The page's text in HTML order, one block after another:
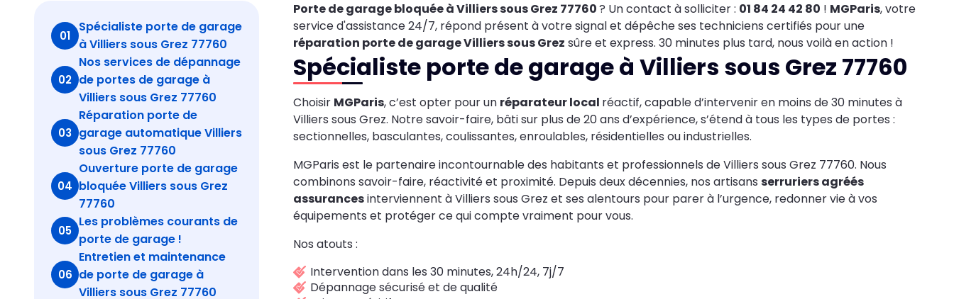
01
Spécialiste porte de garage
à Villiers sous Grez 77760
02
Nos services de dépannage
de portes de garage à
Villiers sous Grez 77760
03
Réparation porte de
garage automatique Villiers
sous Grez 77760
04
Ouverture porte de garage
bloquée Villiers sous Grez
77760
05
Les problèmes courants de
porte de garage !
06
Entretien et maintenance
de porte de garage à
Villiers sous Grez 77760
Porte de garage bloquée à Villiers sous Grez 77760? Un contact à solliciter : 01 84 24 42 80 ! MGParis, votre
service d'assistance 24/7, répond présent à votre signal et dépêche ses techniciens certifiés pour une
réparation porte de garage Villiers sous Grez sûre et express. 30 minutes plus tard, nous voilà en action !
Spécialiste porte de garage à Villiers sous Grez 77760
Choisir MGParis, c’est opter pour un réparateur local réactif, capable d’intervenir en moins de 30 minutes à
Villiers sous Grez. Notre savoir-faire, bâti sur plus de 20 ans d’expérience, s’étend à tous les types de portes :
sectionnelles, basculantes, coulissantes, enroulables, résidentielles ou industrielles.
MGParis est le partenaire incontournable des habitants et professionnels de Villiers sous Grez 77760. Nous
combinons savoir-faire, réactivité et proximité. Depuis deux décennies, nos artisans serruriers agréés
assurancesinterviennent à Villiers sous Grez et ses alentours pour parer à l’urgence, redonner vie à vos
équipements et protéger ce qui compte vraiment pour vous.
Nos atouts :
Intervention dans les 30 minutes, 24h/24, 7j/7
Dépannage sécurisé et de qualité